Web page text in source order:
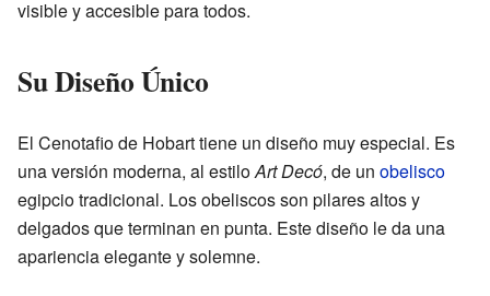
visible y accesible para todos.
Su Diseño Único
El Cenotafio de Hobart tiene un diseño muy especial. Es
una versión moderna, al estiloArt Decó, de un obelisco
egipcio tradicional. Los obeliscos son pilares altos y
delgados que terminan en punta. Este diseño le da una
apariencia elegante y solemne.